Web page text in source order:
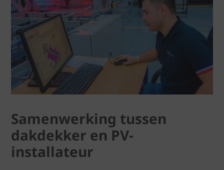
Samenwerking tussen
dakdekker en PV-
installateur